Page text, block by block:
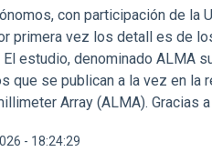
con participación de
primera vez los detall es de
estudio, denominado ALMA
que se publican a la vez en
Array (ALMA). Gracias
- 18:24:29